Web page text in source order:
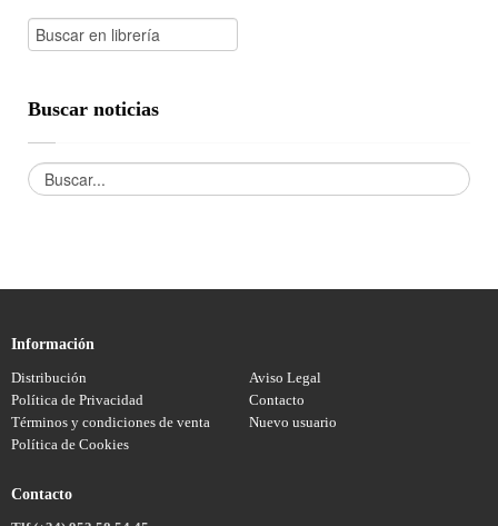
Buscar noticias
Información
Distribución
Aviso Legal
Política de Privacidad
Contacto
Términos y condiciones de venta
Nuevo usuario
Política de Cookies
Contacto